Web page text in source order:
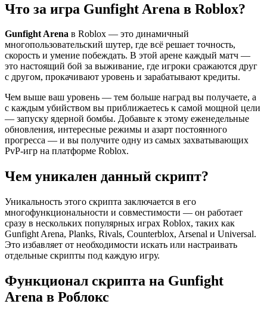
Что за игра Gunfight Arena в Roblox?
Gunfight Arena в Roblox — это динамичный
многопользовательский шутер, где всё решает точность,
скорость и умение побеждать. В этой арене каждый матч —
это настоящий бой за выживание, где игроки сражаются друг
с другом, прокачивают уровень и зарабатывают кредиты.
Чем выше ваш уровень — тем больше наград вы получаете, а
с каждым убийством вы приближаетесь к самой мощной цели
— запуску ядерной бомбы. Добавьте к этому еженедельные
обновления, интересные режимы и азарт постоянного
прогресса — и вы получите одну из самых захватывающих
PvP-игр на платформе Roblox.
Чем уникален данный скрипт?
Уникальность этого скрипта заключается в его
многофункциональности и совместимости — он работает
сразу в нескольких популярных играх Roblox, таких как
Gunfight Arena, Planks, Rivals, Counterblox, Arsenal и Universal.
Это избавляет от необходимости искать или настраивать
отдельные скрипты под каждую игру.
Функционал скрипта на Gunfight
Arena в Роблокс